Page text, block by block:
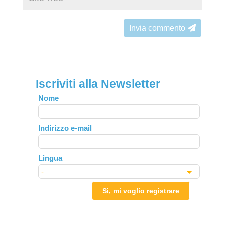
Invia commento
Iscriviti alla Newsletter
Leave
this
field
blank
Nome
Indirizzo e-mail
Lingua
Si, mi voglio registrare